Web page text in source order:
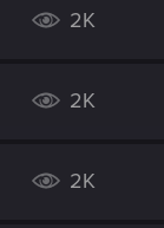
2K
2K
2K